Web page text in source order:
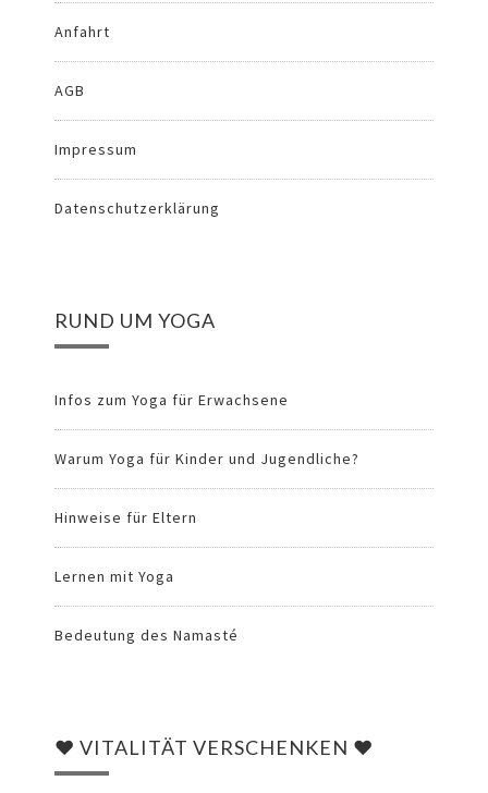
Anfahrt
AGB
Impressum
Datenschutzerklärung
RUND UM YOGA
Infos zum Yoga für Erwachsene
Warum Yoga für Kinder und Jugendliche?
Hinweise für Eltern
Lernen mit Yoga
Bedeutung des Namasté
♥ VITALITÄT VERSCHENKEN ♥